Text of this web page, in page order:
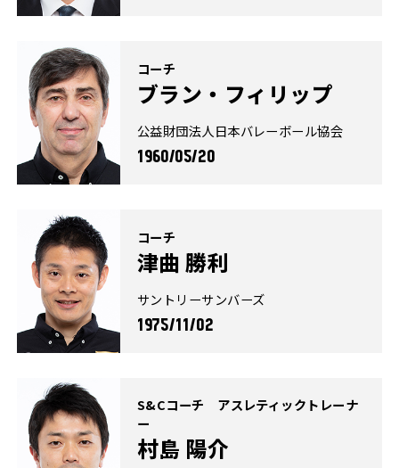
コーチ
ブラン・フィリップ
公益財団法人日本バレーボール協会
1960/05/20
コーチ
津曲 勝利
サントリーサンバーズ
1975/11/02
S&Cコーチ アスレティックトレーナ
ー
村島 陽介